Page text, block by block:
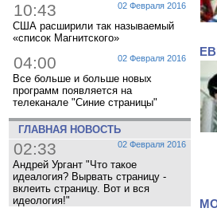
02 Февраля 2016
10:43
США расширили так называемый
«список Магнитского»
02 Февраля 2016
04:00
Все больше и больше новых
программ появляется на
телеканале "Синие страницы"
ГЛАВНАЯ НОВОСТЬ
02 Февраля 2016
02:33
Андрей Ургант "Что такое
идеалогия? Вырвать страницу -
вклеить страницу. Вот и вся
идеология!"